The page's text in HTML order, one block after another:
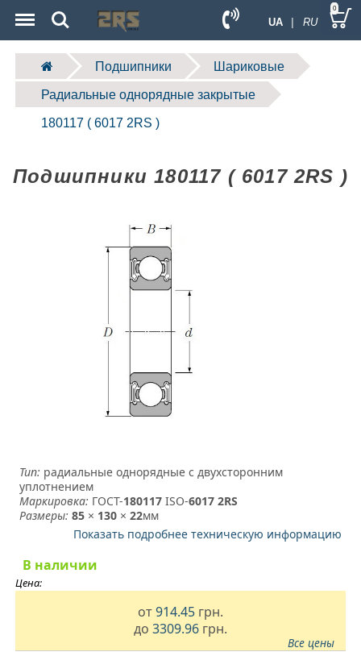
UA | RU
Search 0
Подшипники Шариковые
Радиальные однорядные закрытые
180117 ( 6017 2RS )
Подшипники 180117 ( 6017 2RS )
Тип: радиальные однорядные с двухсторонним
уплотнением
Маркировка: ГОСТ-180117 ­ ISO-6017 2RS
Размеры: 85 × 130 ×22мм
Показать подробнее техническую информацию
В наличии
Цена:
от914.45 грн.
до 3309.96 грн.
Все цены